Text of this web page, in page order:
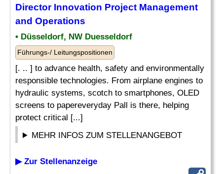
DirectorInnovation Project Management
and Operations
• Düsseldorf, NW Duesseldorf
Führungs-/ Leitungspositionen
[. .. ] to advance health, safety and environmentally
responsible technologies. From airplane engines to
hydraulic systems, scotch to smartphones, OLED
screens to papereveryday Pall is there, helping
protect critical [...]
MEHR INFOS ZUM STELLENANGEBOT
▶ Zur Stellenanzeige